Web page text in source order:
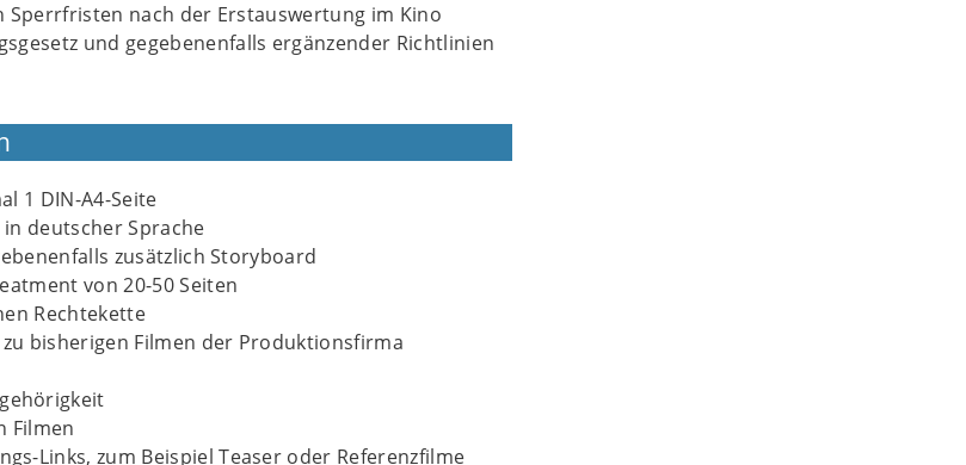
Sperrfristen nach der Erstauswertung im Kino
und gegebenenfalls ergänzender Richtlinien
1 DIN-A4-Seite
deutscher Sprache
zusätzlich Storyboard
von 20-50 Seiten
Rechtekette
bisherigen Filmen der Produktionsfirma
Filmen
Links, zum Beispiel Teaser oder Referenzfilme